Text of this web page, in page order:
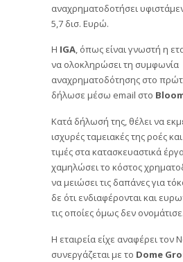
αναχρηματοδοτήσει
5,7 δισ. Ευρώ.
Η IGA, όπως είναι γνωστή η
να ολοκληρώσει τη συμφωνία
αναχρηματοδότησης στο
δήλωσε μέσω email στο
Κατά δήλωσή της, θέλει να
ισχυρές ταμειακές της ροές
τιμές στα κατασκευαστικά
χαμηλώσει το κόστος
να μειώσει τις δαπάνες για
δε ότι ενδιαφέρονται και
τις οποίες όμως δεν ονομάτισε.
Η εταιρεία είχε αναφέρει τον
συνεργάζεται με το Dome